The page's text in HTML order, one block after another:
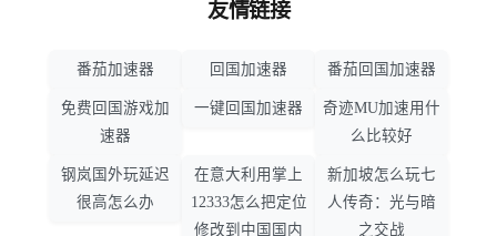
友情链接
番茄加速器 回国加速器 番茄回国加速器
免费回国游戏加
速器
一键回国加速器
奇迹MU加速用什
么比较好
钢岚国外玩延迟
很高怎么办
在意大利用掌上
12333怎么把定位
修改到中国国内
新加坡怎么玩七
人传奇：光与暗
之交战